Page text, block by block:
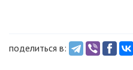
поделиться в: